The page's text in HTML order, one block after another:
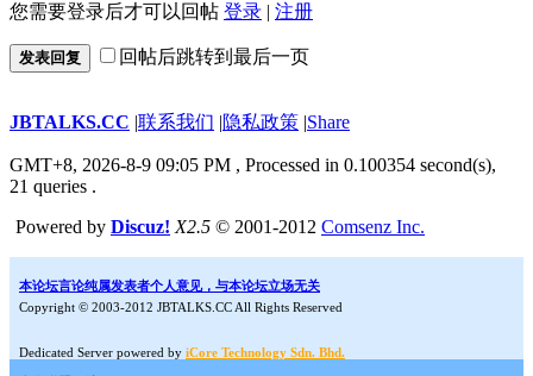
您需要登录后才可以回帖 登录 | 注册
发表回复 回帖后跳转到最后一页
JBTALKS.CC |联系我们 |隐私政策 |Share
GMT+8, 2026-8-9 09:05 PM , Processed in 0.100354 second(s),
21 queries .
Powered by Discuz! X2.5 © 2001-2012 Comsenz Inc.
本论坛言论纯属发表者个人意见，与本论坛立场无关
Copyright © 2003-2012 JBTALKS.CC All Rights Reserved
Dedicated Server powered by iCore Technology Sdn. Bhd.